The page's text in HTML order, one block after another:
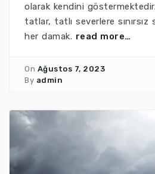
olarak kendini
tatlar, tatlı severlere sınırsız
her damak. read more…
On Ağustos 7, 2023
By admin